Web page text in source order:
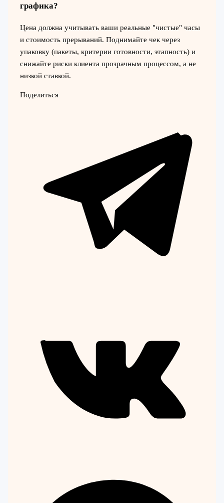
графика?
Цена должна учитывать ваши реальные "чистые" часы
и стоимость прерываний. Поднимайте чек через
упаковку (пакеты, критерии готовности, этапность) и
снижайте риски клиента прозрачным процессом, а не
низкой ставкой.
Поделиться